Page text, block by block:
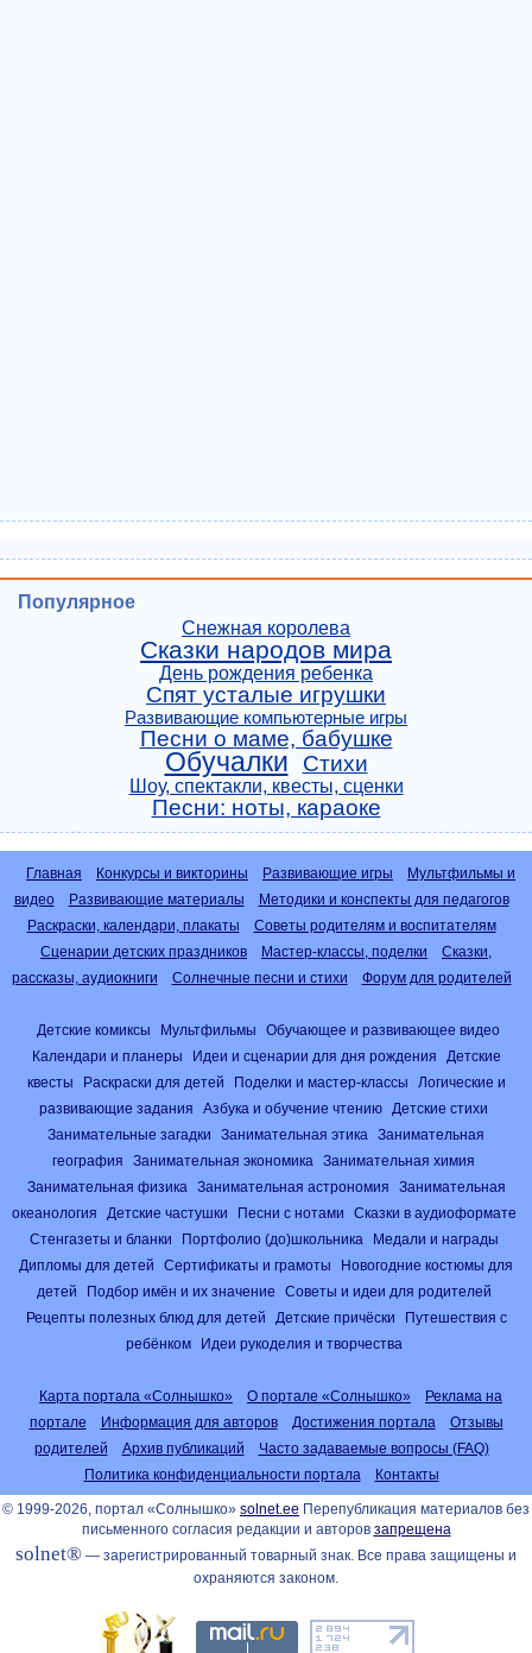
Популярное
Снежная королева
Сказки народов мира
День рождения ребенка
Спят усталые игрушки
Развивающие компьютерные игры
Песни о маме, бабушке
Обучалки Стихи
Шоу, спектакли, квесты, сценки
Песни: ноты, караоке
Главная Конкурсы и викторины Развивающие игры
Мультфильмы и
видео
Развивающие материалы
Методики и конспекты для педагогов
Раскраски, календари, плакаты
Советы родителям и воспитателям
Сценарии детских праздников
Мастер-классы, поделки
Сказки,
рассказы, аудиокниги
Солнечные песни и стихи Форум для родителей
Детские комиксы Мультфильмы
Обучающее и развивающее видео
Календари и планеры
Идеи и сценарии для дня рождения
Детские
квесты
Раскраски для детей Поделки и мастер-классы
Логические и
развивающие задания
Азбука и обучение чтению
Детские стихи
Занимательные загадки
Занимательная этика
Занимательная
география
Занимательная экономика
Занимательная химия
Занимательная физика
Занимательная астрономия
Занимательная
океанология
Детские частушки Песни с нотами
Сказки в аудиоформате
Стенгазеты и бланки
Портфолио (до)школьника
Медали и награды
Дипломы для детей
Сертификаты и грамоты
Новогодние костюмы для
детей
Подбор имён и их значение
Советы и идеи для родителей
Рецепты полезных блюд для детей
Детские причёски
Путешествия с
ребёнком
Идеи рукоделия и творчества
Карта портала «Солнышко» О портале «Солнышко»
Реклама на
портале
Информация для авторов Достижения портала
Отзывы
родителей
Архив публикаций
Часто задаваемые вопросы (FAQ)
Политика конфиденциальности портала
Контакты
© 1999-2026, портал «Солнышко» solnet.ee Перепубликация материалов без
письменного согласия редакции и авторов запрещена
solnet® — зарегистрированный товарный знак. Все права защищены и
охраняются законом.